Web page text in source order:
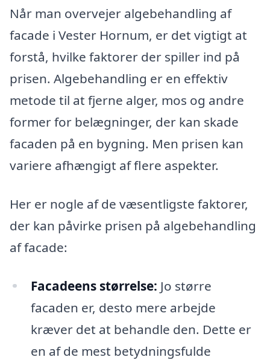
Når man overvejer algebehandling af
facade i Vester Hornum, er det vigtigt at
forstå, hvilke faktorer der spiller ind på
prisen. Algebehandling er en effektiv
metode til at fjerne alger, mos og andre
former for belægninger, der kan skade
facaden på en bygning. Men prisen kan
variere afhængigt af flere aspekter.
Her er nogle af de væsentligste faktorer,
der kan påvirke prisen på algebehandling
af facade:
Facadeens størrelse: Jo større
facaden er, desto mere arbejde
kræver det at behandle den. Dette er
en af de mest betydningsfulde